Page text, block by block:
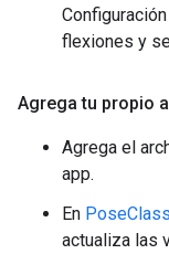
flexiones y
Agrega tu propio
Agrega el
app.
En
actualiza las